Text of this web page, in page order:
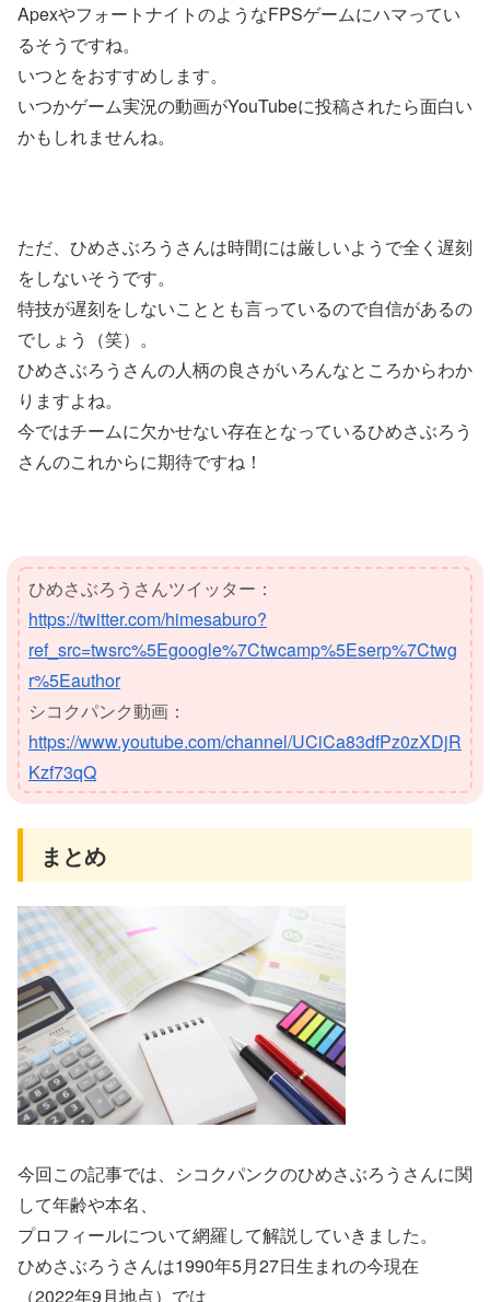
ApexやフォートナイトのようなFPSゲームにハマってい
るそうですね。
いつとをおすすめします。
いつかゲーム実況の動画がYouTubeに投稿されたら面白い
かもしれませんね。
ただ、ひめさぶろうさんは時間には厳しいようで全く遅刻
をしないそうです。
特技が遅刻をしないこととも言っているので自信があるの
でしょう（笑）。
ひめさぶろうさんの人柄の良さがいろんなところからわか
りますよね。
今ではチームに欠かせない存在となっているひめさぶろう
さんのこれからに期待ですね！
ひめさぶろうさんツイッター：
https://twitter.com/himesaburo?
ref_src=twsrc%5Egoogle%7Ctwcamp%5Eserp%7Ctwg
r%5Eauthor
シコクパンク動画：
https://www.youtube.com/channel/UCiCa83dfPz0zXDjR
Kzf73qQ
まとめ
今回この記事では、シコクパンクのひめさぶろうさんに関
して年齢や本名、
プロフィールについて網羅して解説していきました。
ひめさぶろうさんは1990年5月27日生まれの今現在
（2022年9月地点）では